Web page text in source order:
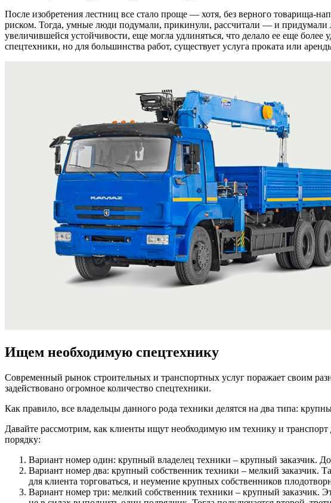
После изобретения лестниц все стало проще — хотя, без верного
риском. Тогда, умные люди подумали, прикинули, рассчитали — и придумали
увеличившейся устойчивости, еще могла удлиняться, что делало ее еще
спецтехники, но для большинства работ, существует услуга проката или
Ищем необходимую спецтехнику
Современный рынок строительных и транспортных услуг поражает своим
задействовано огромное количество спецтехники.
Как правило, все владельцы данного рода техники делятся на два типа:
Давайте рассмотрим, как клиенты ищут необходимую им технику и транспорт
порядку:
Вариант номер один: крупный владелец техники – крупный заказчик.
Вариант номер два: крупный собственник техники – мелкий заказчик.
для клиента торговаться, и неумение крупных собственников
Вариант номер три: мелкий собственник техники – крупный заказчик.